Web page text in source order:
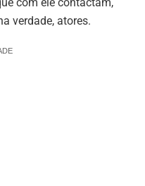
verdade, atores.